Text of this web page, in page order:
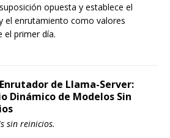
opuesta y establece el
el enrutamiento como valores
el primer día.
de Llama-Server:
Dinámico de Modelos Sin
sin reinicios.